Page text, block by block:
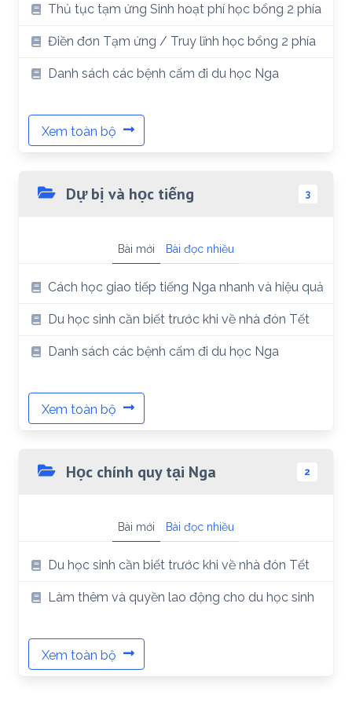
Thủ tục tạm ứng Sinh hoạt phí học bổng 2 phía
Điền đơn Tạm ứng / Truy lĩnh học bổng 2 phía
Danh sách các bệnh cấm đi du học Nga
Xem toàn bộ
Dự bị và học tiếng 3
Bài mới Bài đọc nhiều
Cách học giao tiếp tiếng Nga nhanh và hiệu quả
Du học sinh cần biết trước khi về nhà đón Tết
Danh sách các bệnh cấm đi du học Nga
Xem toàn bộ
Học chính quy tại Nga 2
Bài mới Bài đọc nhiều
Du học sinh cần biết trước khi về nhà đón Tết
Làm thêm và quyền lao động cho du học sinh
Xem toàn bộ